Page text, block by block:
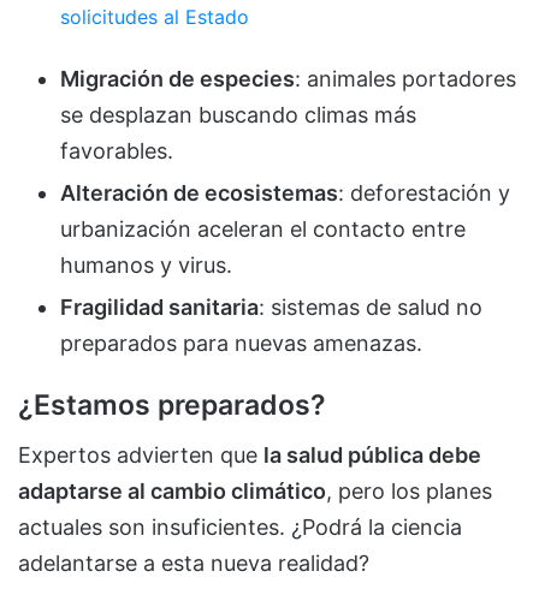
solicitudes al Estado
Migración de especies: animales portadores
se desplazan buscando climas más
favorables.
Alteración de ecosistemas: deforestación y
urbanización aceleran el contacto entre
humanos y virus.
Fragilidad sanitaria: sistemas de salud no
preparados para nuevas amenazas.
¿Estamos preparados?
Expertos advierten que la salud pública debe
adaptarse al cambio climático, pero los planes
actuales son insuficientes. ¿Podrá la ciencia
adelantarse a esta nueva realidad?